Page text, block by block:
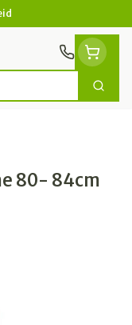
Zoek
80- 84cm